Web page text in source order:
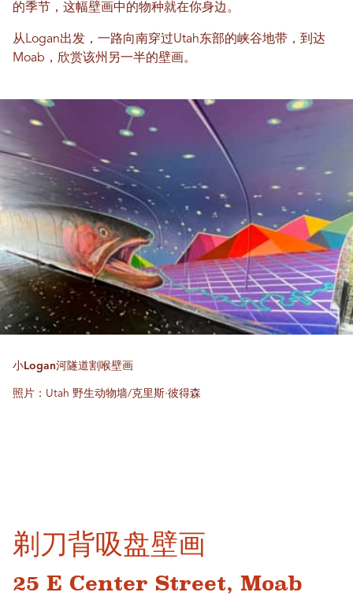
的季节，这幅壁画中的物种就在你身边。
从Logan出发，一路向南穿过Utah东部的峡谷地带，到达
Moab，欣赏该州另一半的壁画。
小Logan河隧道割喉壁画
照片：Utah 野生动物墙/克里斯·彼得森
剃刀背吸盘壁画
25 E Center Street, Moab